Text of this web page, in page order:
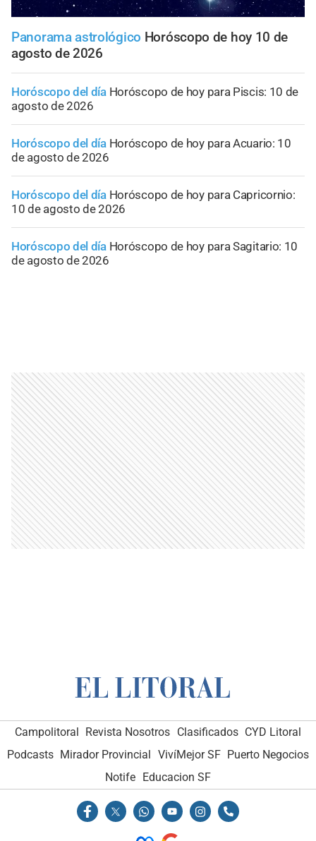
Panorama astrológico Horóscopo de hoy 10 de
agosto de 2026
Horóscopo del día Horóscopo de hoy para Piscis: 10 de
agosto de 2026
Horóscopo del día Horóscopo de hoy para Acuario: 10
de agosto de 2026
Horóscopo del día Horóscopo de hoy para Capricornio:
10 de agosto de 2026
Horóscopo del día Horóscopo de hoy para Sagitario: 10
de agosto de 2026
Campolitoral Revista Nosotros Clasificados CYD Litoral
Podcasts Mirador Provincial VivíMejor SF Puerto Negocios
Notife Educacion SF